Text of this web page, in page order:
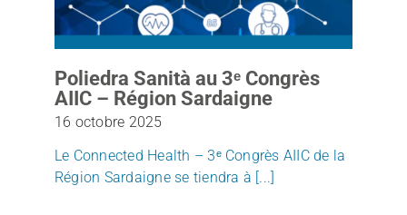
Poliedra Sanità au 3ᵉ Congrès
AIIC – Région Sardaigne
16 octobre 2025
Le Connected Health – 3ᵉ Congrès AIIC de la
Région Sardaigne se tiendra à [...]